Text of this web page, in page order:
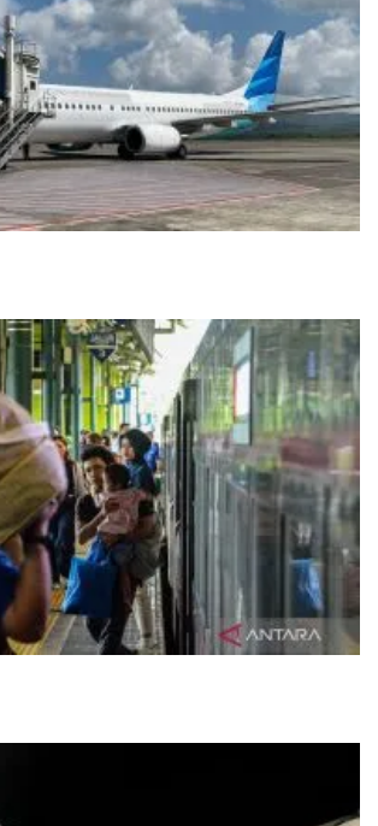
penumpang arus balik di Aceh
di Jakarta gunakan kereta api